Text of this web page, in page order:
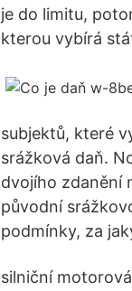
je do limitu,
kterou vybírá
subjektů, které
srážková daň.
dvojího zdanění
původní
podmínky, za
silniční